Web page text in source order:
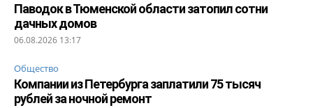
Паводок в Тюменской области затопил сотни
дачных домов
06.08.2026 13:17
Общество
Компании из Петербурга заплатили 75 тысяч
рублей за ночной ремонт